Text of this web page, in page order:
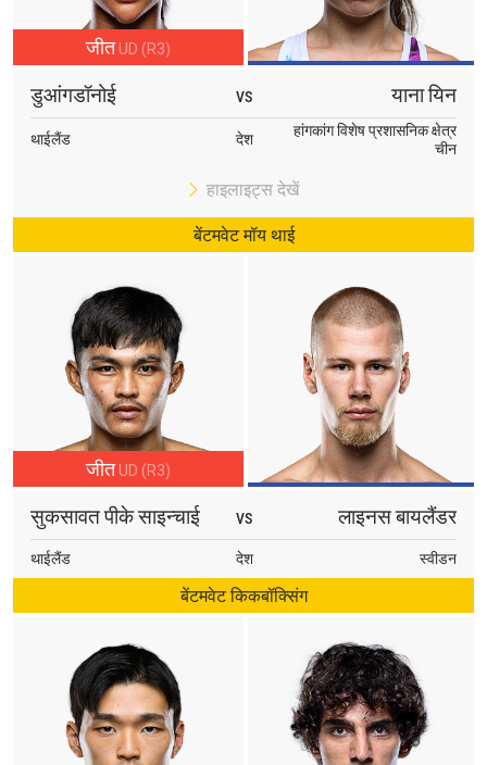
जीत UD (R3)
डुआंगडॉनोई VS याना यिन
थाईलैंड देश
हांगकांग विशेष प्रशासनिक क्षेत्र
चीन
हाइलाइट्स देखें
बेंटमवेट मॉय थाई
जीत UD (R3)
सुकसावत पीके साइन्चाई VS लाइनस बायलैंडर
थाईलैंड देश स्वीडन
बेंटमवेट किकबॉक्सिंग